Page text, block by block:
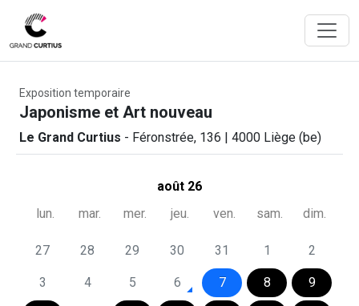
Exposition temporaire
Japonisme et Art nouveau
Le Grand Curtius - Féronstrée, 136 | 4000 Liège (be)
août 26
lun.
mar. mer. jeu. ven. sam. dim.
27 28 29 30 31 1 2
3 4 5 6 7 8 9